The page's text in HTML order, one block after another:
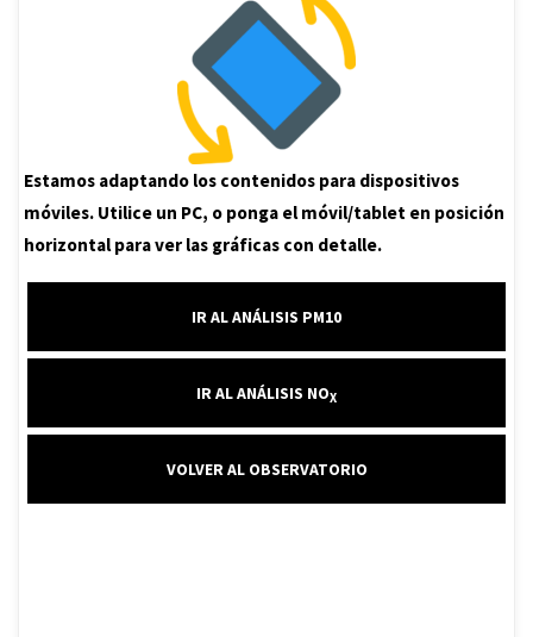
Estamos adaptando los contenidos para dispositivos
móviles. Utilice un PC, o ponga el móvil/tablet en posición
horizontal para ver las gráficas con detalle.
IR AL ANÁLISIS PM10
IR AL ANÁLISIS NOX
VOLVER AL OBSERVATORIO